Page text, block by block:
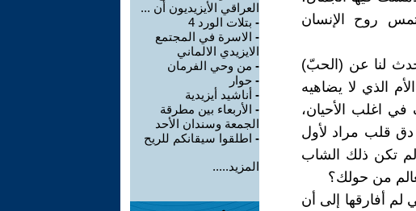
تمس روح الإنسان
لنا عن (الحبّ)
الذي لا يضاهيه
اغلب الأحيان،
دق قلب مراد لأول
تكن ذلك الشاب
من حولك؟
لم أفارقها إلى أن
العراقي الأيزيديون أن ...
- بتلات الورد 4
- الاسرة في المجتمع
الايزيدي الالماني
- من وحي الفرمان
- حوار
- أناشيد أيزيدية
- الأربعاء بين مطرقة
الجمعة وسندان الأحد
- اطلقوا سيقانكم للريح
المزيد.....